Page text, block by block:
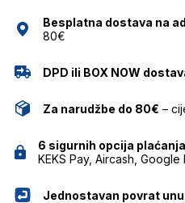
Besplatna dostava na
80€
DPD ili BOX NOW
Za narudžbe do 80€ –
6 sigurnih opcija plaćanja
KEKS Pay, Aircash, Google
Jednostavan povrat